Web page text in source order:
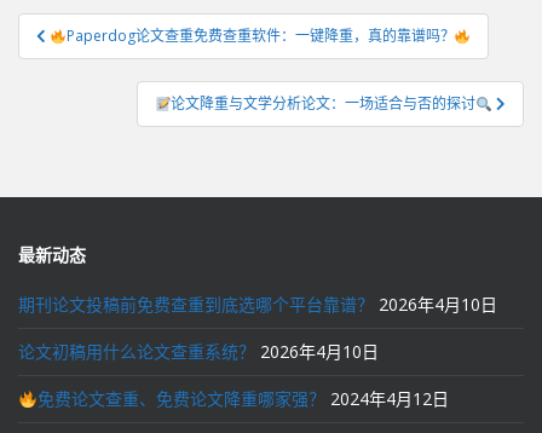
文
章
Paperdog论文查重免费查重软件：一键降重，真的靠谱吗？
论文降重与文学分析论文：一场适合与否的探讨
最新动态
期刊论文投稿前免费查重到底选哪个平台靠谱？ 2026年4月10日
论文初稿用什么论文查重系统？ 2026年4月10日
免费论文查重、免费论文降重哪家强？ 2024年4月12日